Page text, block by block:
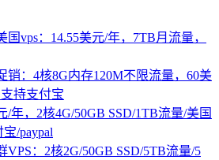
国vps：14.55美元/年，7TB月流量，
销：4核8G内存120M不限流量，60美
持支付宝
/年，2核4G/50GB SSD/1TB流量/美国
/paypal
VPS：2核2G/50GB SSD/5TB流量/5